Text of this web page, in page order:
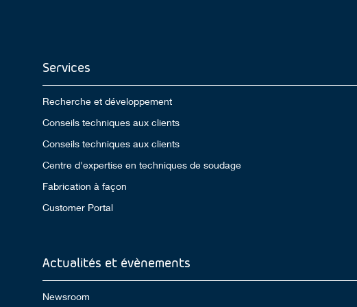
Services
Recherche et développement
Conseils techniques aux clients
Conseils techniques aux clients
Centre d'expertise en techniques de soudage
Fabrication à façon
Customer Portal
Actualités et évènements
Newsroom